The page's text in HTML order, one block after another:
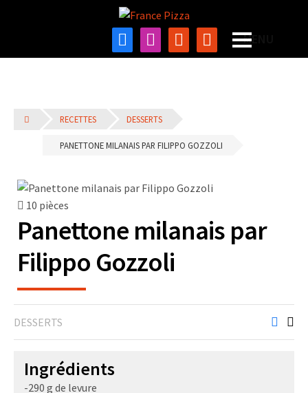
RECETTES DESSERTS
PANETTONE MILANAIS PAR FILIPPO GOZZOLI
10 pièces
Panettone milanais par
Filippo Gozzoli
DESSERTS
Ingrédients
-290 g de levure